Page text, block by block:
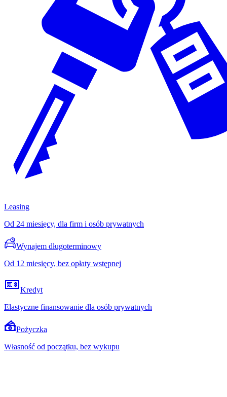
Leasing
Od 24 miesięcy, dla firm i osób prywatnych
Wynajem długoterminowy
Od 12 miesięcy, bez opłaty wstępnej
Kredyt
Elastyczne finansowanie dla osób prywatnych
Pożyczka
Własność od początku, bez wykupu